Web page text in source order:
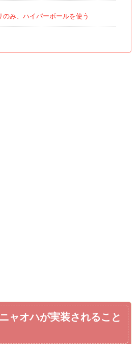
のみ、ハイパーボールを使う
ャオハが実装されること